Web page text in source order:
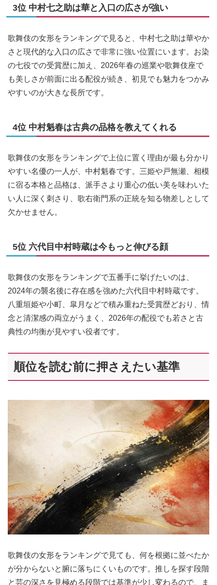
3位 中村七之助は華と入口の広さが強い
歌舞伎の女形をランキングで見ると、中村七之助は華やか
さと現代的な入口の広さで非常に強い位置にいます。お染
の七役での受賞歴に加え、2026年春の巡業や歌舞伎座で
も美しさが前面に出る配役が続き、初見でも魅力をつかみ
やすいのが大きな長所です。
4位 中村魁春は古典の品格を教えてくれる
歌舞伎の女形をランキングで上位に置く理由が最も分かり
やすい名優の一人が、中村魁春です。三姫や戸無瀬、相模
に宿る本格と品格は、派手さより重心の低い美を味わいた
い人に深く刺さり、歌右衛門系の正統を知る物差しとして
欠かせません。
5位 六代目中村時蔵は今もっと伸びる顔
歌舞伎の女形をランキングで五番手に挙げたいのは、
2024年の襲名後に存在感を強めた六代目中村時蔵です。
八重垣姫や小町、皐月などで積み重ねた受賞歴どおり、情
念と清潔感の両立がうまく、2026年の配役でも若さと古
典性の均衡が見やすい役者です。
順位を読む前に押さえたい基準
歌舞伎の女形をランキングで見ても、何を根拠に並べたか
が分からないと腑に落ちにくいものです。推しを探す段階
と芸の深さを見極める段階では基準が少し変わるので、ま